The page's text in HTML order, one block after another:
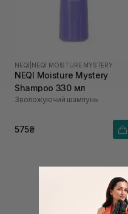
NEQI NEQI MOISTURE MYSTERY
NEQI Moisture Mystery
Shampoo 330 мл
Зволожуючий шампунь
575₴